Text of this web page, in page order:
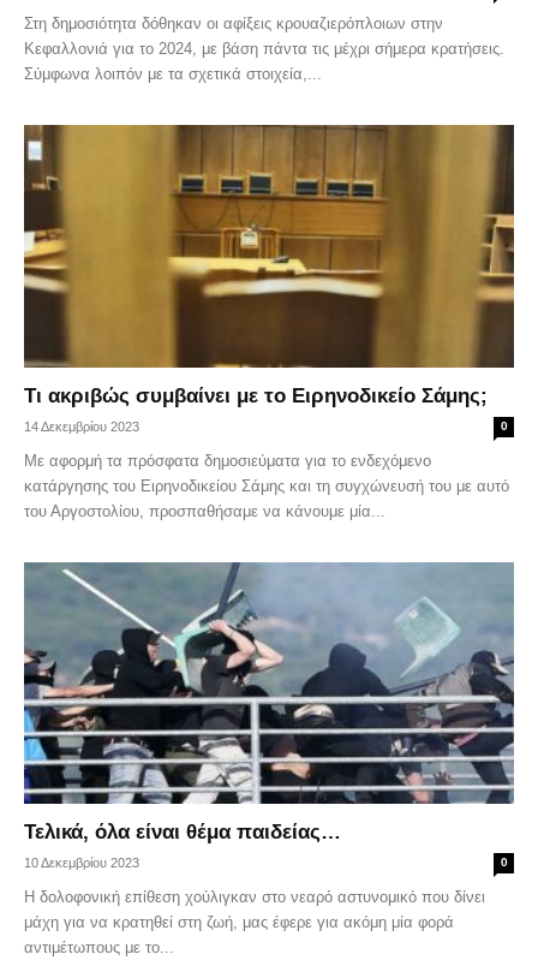
Στη δημοσιότητα δόθηκαν οι αφίξεις κρουαζιερόπλοιων στην
Κεφαλλονιά για το 2024, με βάση πάντα τις μέχρι σήμερα κρατήσεις.
Σύμφωνα λοιπόν με τα σχετικά στοιχεία,...
Τι ακριβώς συμβαίνει με το Ειρηνοδικείο Σάμης;
14 Δεκεμβρίου 2023 0
Με αφορμή τα πρόσφατα δημοσιεύματα για το ενδεχόμενο
κατάργησης του Ειρηνοδικείου Σάμης και τη συγχώνευσή του με αυτό
του Αργοστολίου, προσπαθήσαμε να κάνουμε μία...
Τελικά, όλα είναι θέμα παιδείας…
10 Δεκεμβρίου 2023 0
Η δολοφονική επίθεση χούλιγκαν στο νεαρό αστυνομικό που δίνει
μάχη για να κρατηθεί στη ζωή, μας έφερε για ακόμη μία φορά
αντιμέτωπους με το...